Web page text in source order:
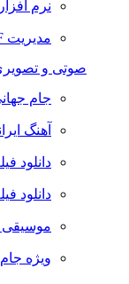
نرم
مدیریت PDF
صوتی و
جام جهانی
آهنگ
دانلود
دانلود
موسیقی
ویژه جام